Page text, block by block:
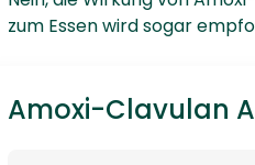
zum Essen wird sogar
Amoxi-Clavulan